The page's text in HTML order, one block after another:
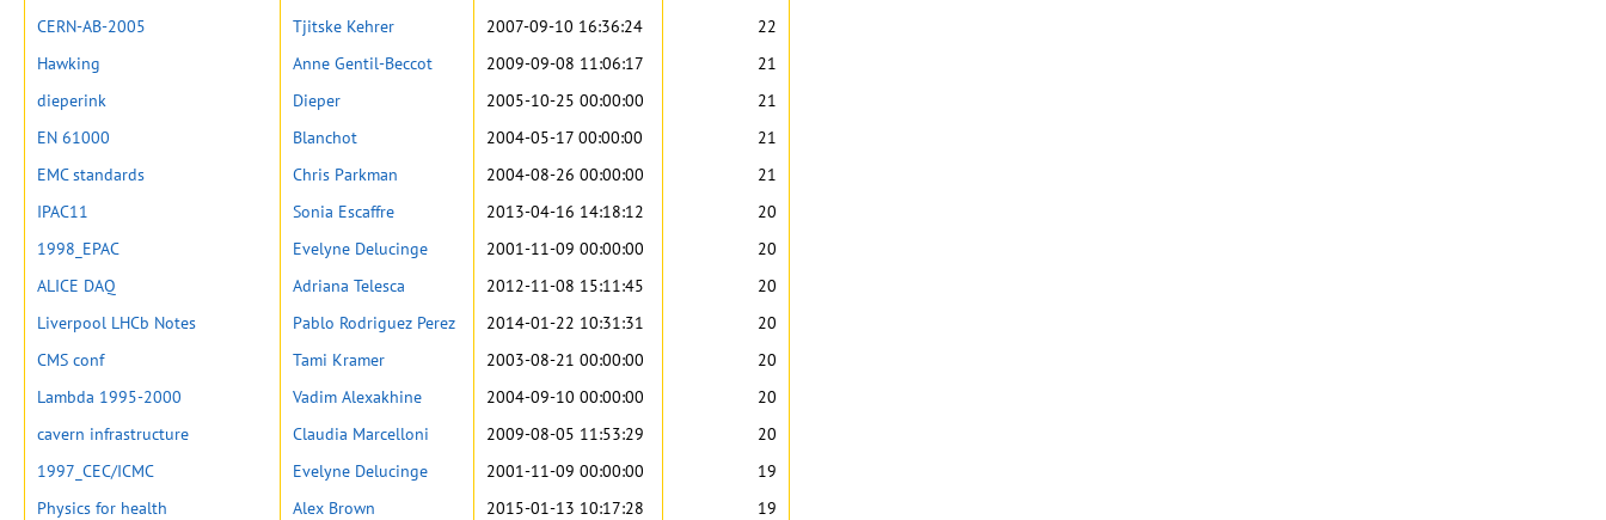
CERN-AB-2005
Tjitske Kehrer 2007-09-10 16:36:24
22
Hawking
Anne Gentil-Beccot 2009-09-08 11:06:17
21
dieperink
Dieper 2005-10-25 00:00:00
21
EN 61000
Blanchot 2004-05-17 00:00:00
21
EMC standards
Chris Parkman 2004-08-26 00:00:00
21
IPAC11
Sonia Escaffre 2013-04-16 14:18:12
20
1998_EPAC
Evelyne Delucinge 2001-11-09 00:00:00
20
ALICE DAQ
Adriana Telesca 2012-11-08 15:11:45
20
Liverpool LHCb Notes
Pablo Rodriguez Perez 2014-01-22 10:31:31
20
CMS conf
Tami Kramer 2003-08-21 00:00:00
20
Lambda 1995-2000
Vadim Alexakhine 2004-09-10 00:00:00
20
cavern infrastructure
Claudia Marcelloni 2009-08-05 11:53:29
20
1997_CEC/ICMC
Evelyne Delucinge 2001-11-09 00:00:00
19
Physics for health
Alex Brown 2015-01-13 10:17:28
19